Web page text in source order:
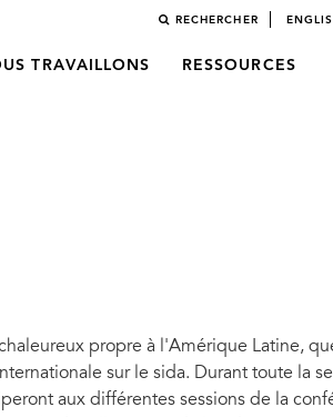
RECHERCHER
TRAVAILLONS RESSOURCES
propre à l'Amérique Latine,
sur le sida. Durant toute la
aux différentes sessions de la